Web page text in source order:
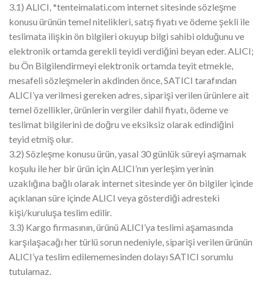
3.1) ALICI, *tenteimalati.com internet sitesinde sözleşme
konusu ürünün temel nitelikleri, satış fiyatı ve ödeme şekli ile
teslimata ilişkin ön bilgileri okuyup bilgi sahibi olduğunu ve
elektronik ortamda gerekli teyidi verdiğini beyan eder. ALICI;
bu Ön Bilgilendirmeyi elektronik ortamda teyit etmekle,
mesafeli sözleşmelerin akdinden önce, SATICI tarafından
ALICI’ya verilmesi gereken adres, siparişi verilen ürünlere ait
temel özellikler, ürünlerin vergiler dahil fiyatı, ödeme ve
teslimat bilgilerini de doğru ve eksiksiz olarak edindiğini
teyid etmiş olur.
3.2) Sözleşme konusu ürün, yasal 30 günlük süreyi aşmamak
koşulu ile her bir ürün için ALICI’nın yerleşim yerinin
uzaklığına bağlı olarak internet sitesinde yer ön bilgiler içinde
açıklanan süre içinde ALICI veya gösterdiği adresteki
kişi/kuruluşa teslim edilir.
3.3) Kargo firmasının, ürünü ALICI’ya teslimi aşamasında
karşılaşacağı her türlü sorun nedeniyle, siparişi verilen ürünün
ALICI’ya teslim edilememesinden dolayı SATICI sorumlu
tutulamaz.